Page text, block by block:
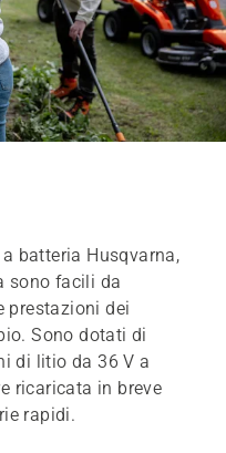
batteria Husqvarna,
sono facili da
prestazioni dei
Sono dotati di
di litio da 36 V a
ricaricata in breve
rapidi.